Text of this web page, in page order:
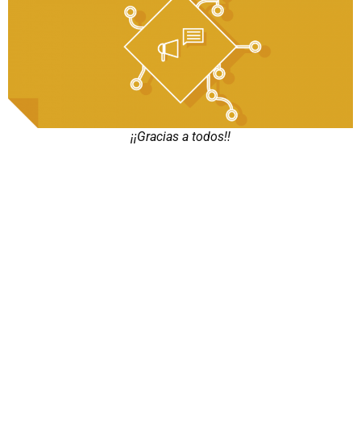
¡¡Gracias a todos!!